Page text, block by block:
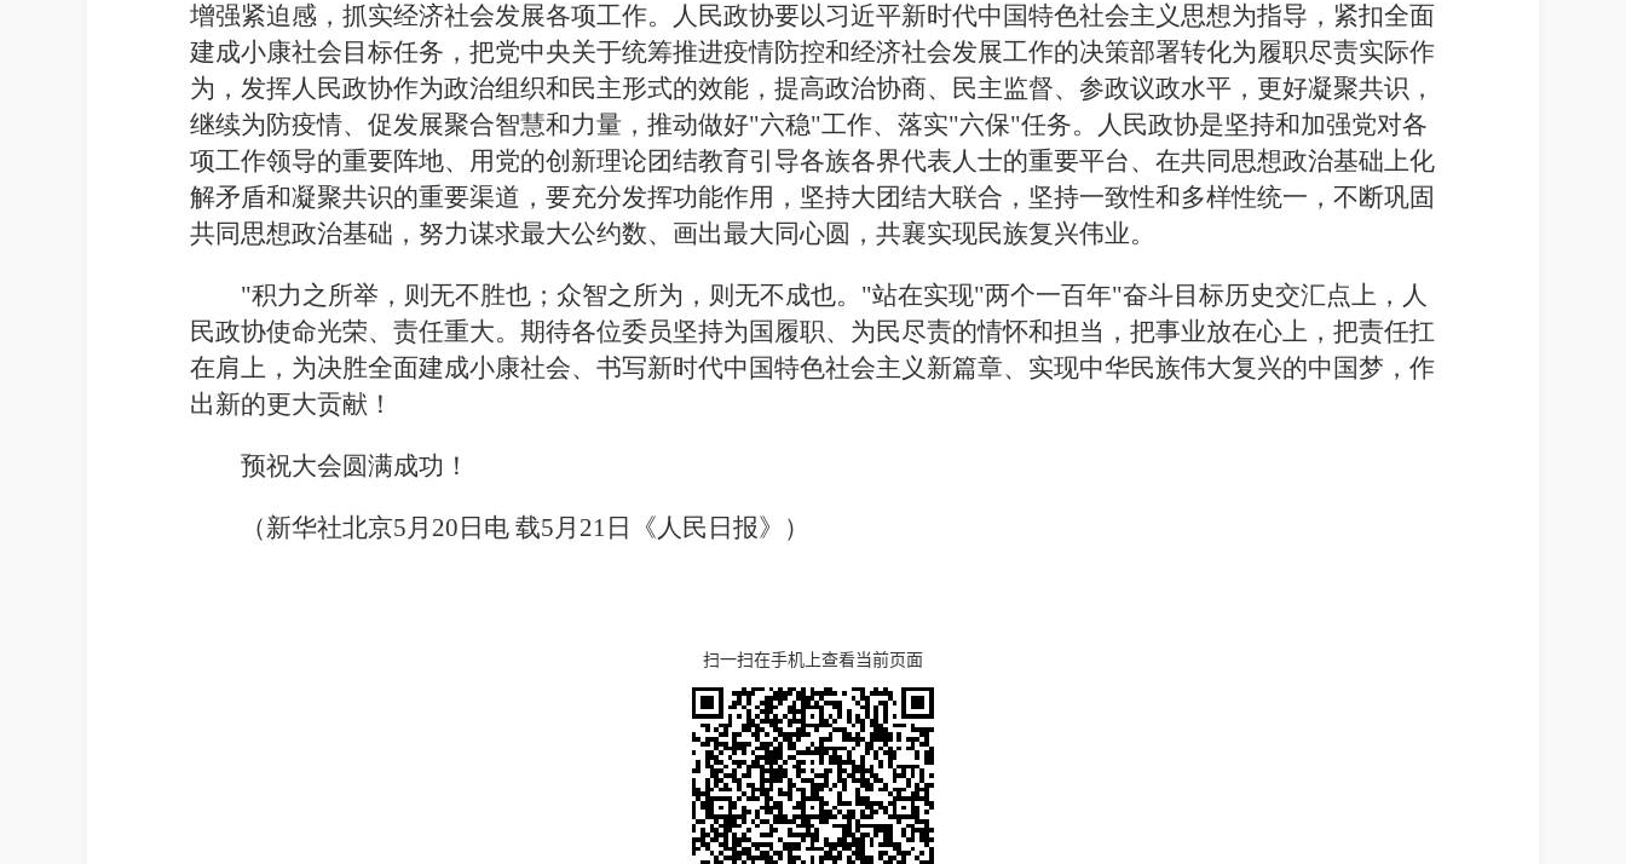
增强紧迫感，抓实经济社会发展各项工作。人民政协要以习近平新时代中国特色社会主义思想为指导，紧扣全面
建成小康社会目标任务，把党中央关于统筹推进疫情防控和经济社会发展工作的决策部署转化为履职尽责实际作
为，发挥人民政协作为政治组织和民主形式的效能，提高政治协商、民主监督、参政议政水平，更好凝聚共识，
继续为防疫情、促发展聚合智慧和力量，推动做好"六稳"工作、落实"六保"任务。人民政协是坚持和加强党对各
项工作领导的重要阵地、用党的创新理论团结教育引导各族各界代表人士的重要平台、在共同思想政治基础上化
解矛盾和凝聚共识的重要渠道，要充分发挥功能作用，坚持大团结大联合，坚持一致性和多样性统一，不断巩固
共同思想政治基础，努力谋求最大公约数、画出最大同心圆，共襄实现民族复兴伟业。
"积力之所举，则无不胜也；众智之所为，则无不成也。"站在实现"两个一百年"奋斗目标历史交汇点上，人
民政协使命光荣、责任重大。期待各位委员坚持为国履职、为民尽责的情怀和担当，把事业放在心上，把责任扛
在肩上，为决胜全面建成小康社会、书写新时代中国特色社会主义新篇章、实现中华民族伟大复兴的中国梦，作
出新的更大贡献！
预祝大会圆满成功！
（新华社北京5月20日电 载5月21日《人民日报》）
扫一扫在手机上查看当前页面